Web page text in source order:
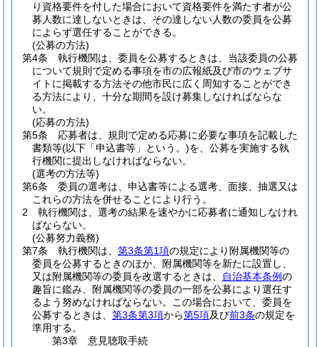
り資格要件を付した場合において資格要件を満たす者が公
募人数に達しないときは、その達しない人数の委員を公募
によらず選任することができる。
(公募の方法)
第4条
執行機関は、委員を公募するときは、当該委員の公募
について規則で定める事項を市の広報紙及び市のウェブサ
イトに掲載する方法その他市民に広く周知することができ
る方法により、十分な期間を設け募集しなければならな
い。
(応募の方法)
第5条
応募者は、規則で定める応募に必要な事項を記載した
書類等(以下「申込書等」という。)を、公募を実施する執
行機関に提出しなければならない。
(選考の方法等)
第6条
委員の選考は、申込書等による選考、面接、抽選又は
これらの方法を併せることにより行う。
2
執行機関は、選考の結果を速やかに応募者に通知しなけれ
ばならない。
(公募努力義務)
第7条
執行機関は、 第3条第1項の規定により附属機関等の
委員を公募するときのほか、附属機関等を新たに設置し、
又は附属機関等の委員を改選するときは、
自治基本条例の
趣旨に鑑み、附属機関等の委員の一部を公募により選任す
るよう努めなければならない。
この場合において、委員を
公募するときは、 第3条第3項から第5項及び前3条の規定を
準用する。
第3章
意見聴取手続